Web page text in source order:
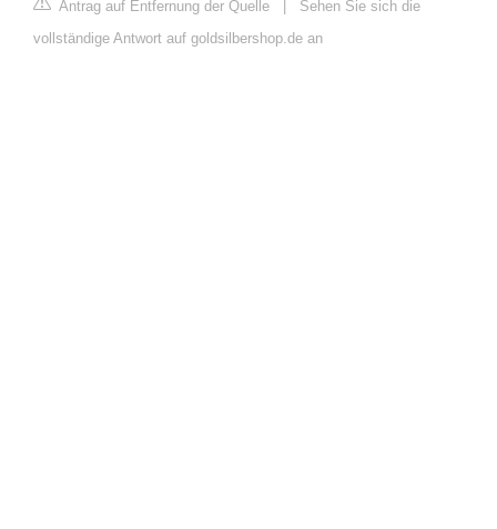
Antrag auf Entfernung der Quelle
Sehen Sie sich die
vollständige Antwort auf goldsilbershop.de an